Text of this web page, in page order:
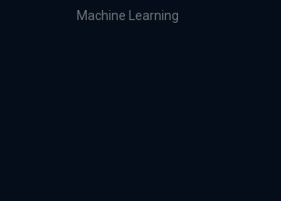
Machine Learning